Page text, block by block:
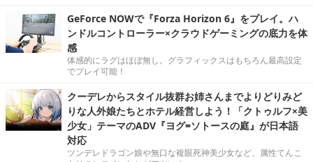
GeForce NOWで『Forza Horizon 6』をプレイ。ハ
ンドルコントローラー×クラウドゲーミングの底力を体
感
体感的にラグはほぼ無し。グラフィックスはもちろん最高設定
でプレイ可能！
クーデレからスタイル抜群お姉さんまでよりどりみど
りな人外娘たちとホテル経営しよう！「クトゥルフ×美
少女」テーマのADV『ヨグ=ソトースの庭』が日本語
対応
ツンデレドラゴン娘や無口な複眼死神美少女など、属性てんこ